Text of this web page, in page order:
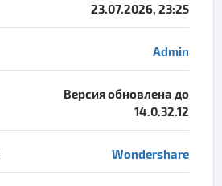
23.07.2026, 23:25
Admin
Версия обновлена до
14.0.32.12
Wondershare